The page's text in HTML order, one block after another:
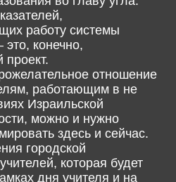
работу системы
это, конечно,
проект.
отношение
работающим в не
Израильской
можно и нужно
здесь и сейчас.
городской
которая будет
дня учителя и на